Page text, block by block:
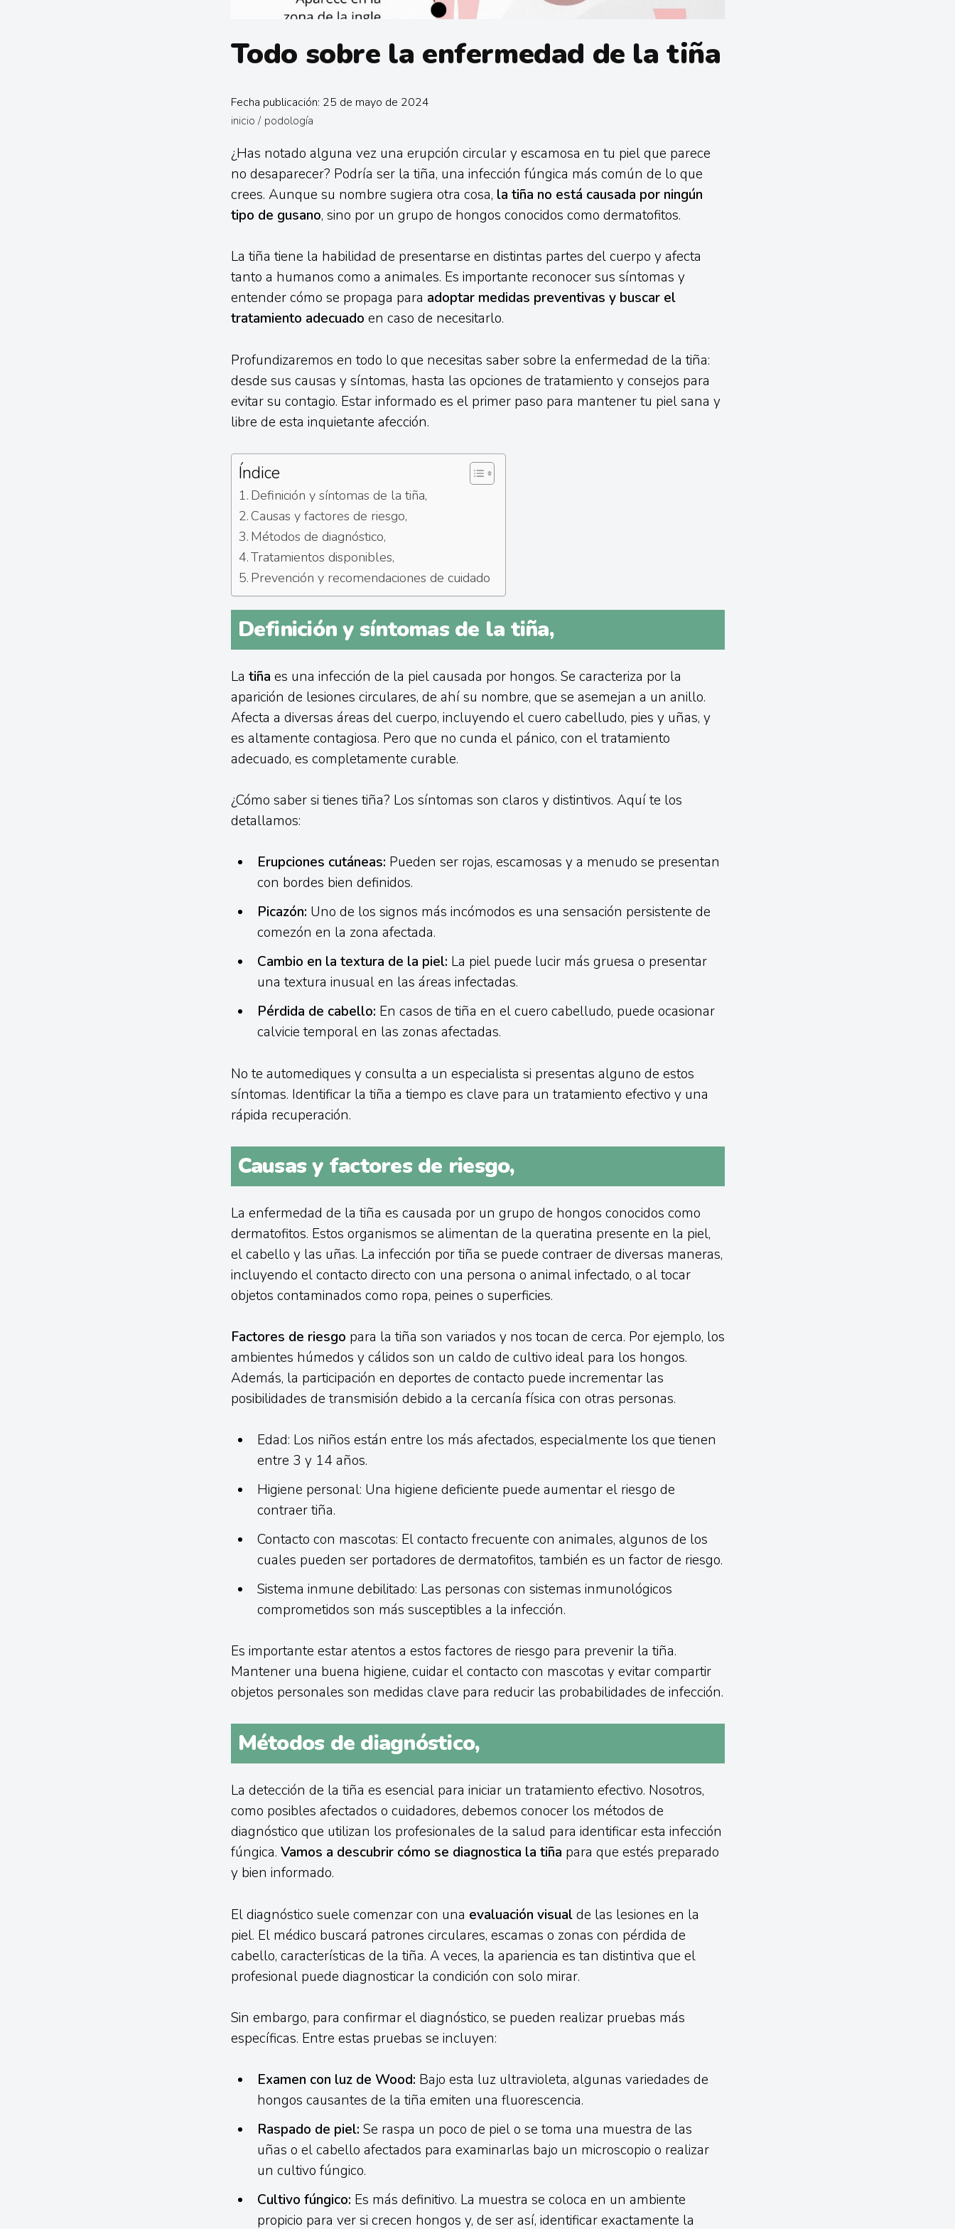
Todo sobre la enfermedad de la tiña
Fecha publicación: 25 de mayo de 2024
inicio / podología
¿Has notado alguna vez una erupción circular y escamosa en tu piel que parece
no desaparecer? Podría ser la tiña, una infección fúngica más común de lo que
crees. Aunque su nombre sugiera otra cosa, la tiña no está causada por ningún
tipo de gusano, sino por un grupo de hongos conocidos como dermatofitos.
La tiña tiene la habilidad de presentarse en distintas partes del cuerpo y afecta
tanto a humanos como a animales. Es importante reconocer sus síntomas y
entender cómo se propaga para adoptar medidas preventivas y buscar el
tratamiento adecuado en caso de necesitarlo.
Profundizaremos en todo lo que necesitas saber sobre la enfermedad de la tiña:
desde sus causas y síntomas, hasta las opciones de tratamiento y consejos para
evitar su contagio. Estar informado es el primer paso para mantener tu piel sana y
libre de esta inquietante afección.
Índice
Definición y síntomas de la tiña,
Causas y factores de riesgo,
Métodos de diagnóstico,
Tratamientos disponibles,
Prevención y recomendaciones de cuidado
Definición y síntomas de la tiña,
La tiña es una infección de la piel causada por hongos. Se caracteriza por la
aparición de lesiones circulares, de ahí su nombre, que se asemejan a un anillo.
Afecta a diversas áreas del cuerpo, incluyendo el cuero cabelludo, pies y uñas, y
es altamente contagiosa. Pero que no cunda el pánico, con el tratamiento
adecuado, es completamente curable.
¿Cómo saber si tienes tiña? Los síntomas son claros y distintivos. Aquí te los
detallamos:
Erupciones cutáneas: Pueden ser rojas, escamosas y a menudo se presentan
con bordes bien definidos.
Picazón: Uno de los signos más incómodos es una sensación persistente de
comezón en la zona afectada.
Cambio en la textura de la piel: La piel puede lucir más gruesa o presentar
una textura inusual en las áreas infectadas.
Pérdida de cabello: En casos de tiña en el cuero cabelludo, puede ocasionar
calvicie temporal en las zonas afectadas.
No te automediques y consulta a un especialista si presentas alguno de estos
síntomas. Identificar la tiña a tiempo es clave para un tratamiento efectivo y una
rápida recuperación.
Causas y factores de riesgo,
La enfermedad de la tiña es causada por un grupo de hongos conocidos como
dermatofitos. Estos organismos se alimentan de la queratina presente en la piel,
el cabello y las uñas. La infección por tiña se puede contraer de diversas maneras,
incluyendo el contacto directo con una persona o animal infectado, o al tocar
objetos contaminados como ropa, peines o superficies.
Factores de riesgo para la tiña son variados y nos tocan de cerca. Por ejemplo, los
ambientes húmedos y cálidos son un caldo de cultivo ideal para los hongos.
Además, la participación en deportes de contacto puede incrementar las
posibilidades de transmisión debido a la cercanía física con otras personas.
Edad: Los niños están entre los más afectados, especialmente los que tienen
entre 3 y 14 años.
Higiene personal: Una higiene deficiente puede aumentar el riesgo de
contraer tiña.
Contacto con mascotas: El contacto frecuente con animales, algunos de los
cuales pueden ser portadores de dermatofitos, también es un factor de riesgo.
Sistema inmune debilitado: Las personas con sistemas inmunológicos
comprometidos son más susceptibles a la infección.
Es importante estar atentos a estos factores de riesgo para prevenir la tiña.
Mantener una buena higiene, cuidar el contacto con mascotas y evitar compartir
objetos personales son medidas clave para reducir las probabilidades de infección.
Métodos de diagnóstico,
La detección de la tiña es esencial para iniciar un tratamiento efectivo. Nosotros,
como posibles afectados o cuidadores, debemos conocer los métodos de
diagnóstico que utilizan los profesionales de la salud para identificar esta infección
fúngica. Vamos a descubrir cómo se diagnostica la tiña para que estés preparado
y bien informado.
El diagnóstico suele comenzar con una evaluación visualde las lesiones en la
piel. El médico buscará patrones circulares, escamas o zonas con pérdida de
cabello, características de la tiña. A veces, la apariencia es tan distintiva que el
profesional puede diagnosticar la condición con solo mirar.
Sin embargo, para confirmar el diagnóstico, se pueden realizar pruebas más
específicas. Entre estas pruebas se incluyen:
Examen con luz de Wood: Bajo esta luz ultravioleta, algunas variedades de
hongos causantes de la tiña emiten una fluorescencia.
Raspado de piel: Se raspa un poco de piel o se toma una muestra de las
uñas o el cabello afectados para examinarlas bajo un microscopio o realizar
un cultivo fúngico.
Cultivo fúngico: Es más definitivo. La muestra se coloca en un ambiente
propicio para ver si crecen hongos y, de ser así, identificar exactamente la